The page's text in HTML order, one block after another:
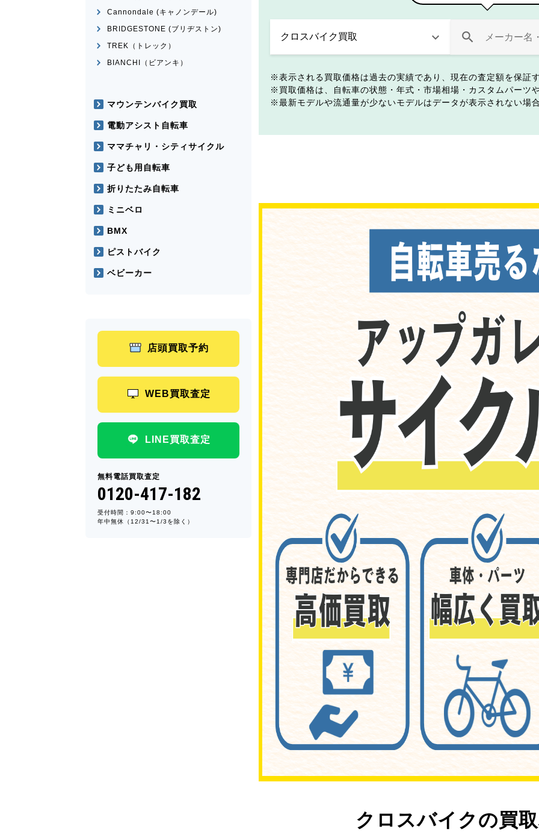
表示される買取価格は過去の実績であり、現在の査定額を保証
買取価格は、自転車の状態・年式・市場相場・カスタムパーツ
最新モデルや流通量が少ないモデルはデータが表示されない場
クロスバイクの買
Cannondale (キャノンデール)
BRIDGESTONE (ブリヂストン)
TREK（トレック）
BIANCHI（ビアンキ）
マウンテンバイク買取
電動アシスト自転車
ママチャリ・シティサイクル
子ども用自転車
折りたたみ自転車
ミニベロ
BMX
ピストバイク
ベビーカー
店頭買取予約
WEB買取査定
LINE買取査定
無料電話買取査定
0120-417-182
受付時間：9:00〜18:00
年中無休（12/31〜1/3を除く）